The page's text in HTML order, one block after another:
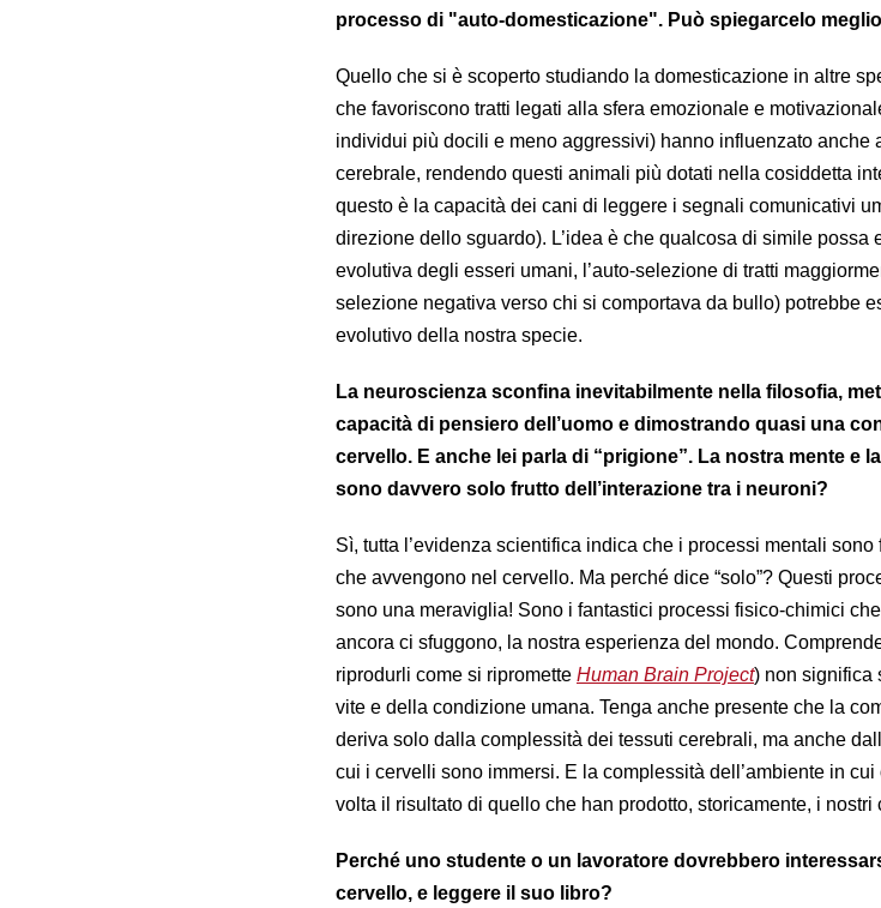
processo di "auto-domesticazione". Può spiegarcelo
Quello che si è scoperto studiando la domesticazione in altre
che favoriscono tratti legati alla sfera emozionale e
individui più docili e meno aggressivi) hanno influenzato anche
cerebrale, rendendo questi animali più dotati nella cosiddetta
questo è la capacità dei cani di leggere i segnali comunicativi
direzione dello sguardo). L’idea è che qualcosa di simile possa
evolutiva degli esseri umani, l’auto-selezione di tratti
selezione negativa verso chi si comportava da bullo) potrebbe
evolutivo della nostra specie.
La neuroscienza sconfina inevitabilmente nella filosofia,
capacità di pensiero dell’uomo e dimostrando quasi una
cervello. E anche lei parla di “prigione”. La nostra mente e
sono davvero solo frutto dell’interazione tra i neuroni?
Sì, tutta l’evidenza scientifica indica che i processi mentali
che avvengono nel cervello. Ma perché dice “solo”? Questi
sono una meraviglia! Sono i fantastici processi fisico-chimici
ancora ci sfuggono, la nostra esperienza del mondo.
riprodurli come si ripromette Human Brain Project) non significa
vite e della condizione umana. Tenga anche presente che la
deriva solo dalla complessità dei tessuti cerebrali, ma anche
cui i cervelli sono immersi. E la complessità dell’ambiente in
volta il risultato di quello che han prodotto, storicamente, i
Perché uno studente o un lavoratore dovrebbero
cervello, e leggere il suo libro?